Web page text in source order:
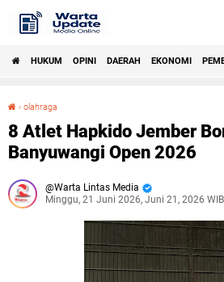
HUKUM OPINI DAERAH EKONOMI
› olahraga
8 Atlet Hapkido Jember
Banyuwangi Open 2026
Warta Lintas Media
Minggu, 21 Juni 2026, Juni 21, 2026 WIB